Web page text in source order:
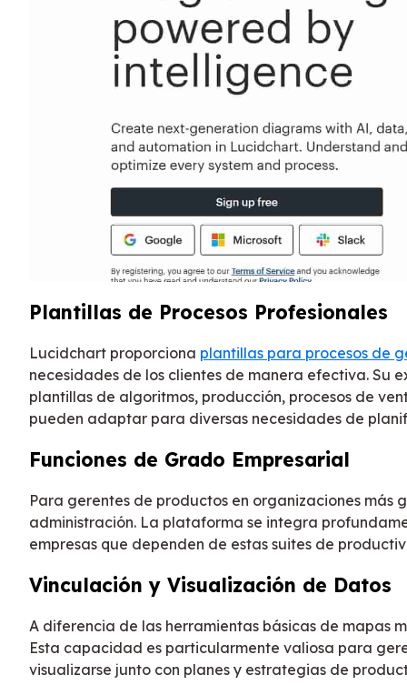
Plantillas de Procesos Profesionales
Lucidchart proporciona plantillas para procesos de
necesidades de los clientes de manera efectiva. Su
plantillas de algoritmos, producción, procesos de
pueden adaptar para diversas necesidades de
Funciones de Grado Empresarial
Para gerentes de productos en organizaciones
administración. La plataforma se integra
empresas que dependen de estas suites de
Vinculación y Visualización de Datos
A diferencia de las herramientas básicas de mapas
Esta capacidad es particularmente valiosa para
visualizarse junto con planes y estrategias de